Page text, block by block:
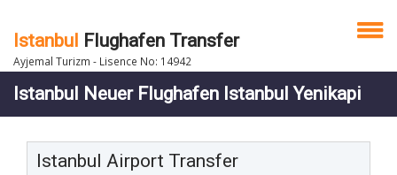
Istanbul Flughafen Transfer
Ayjemal Turizm - Lisence No: 14942
Istanbul Neuer Flughafen Istanbul Yenikapi
Istanbul Airport Transfer